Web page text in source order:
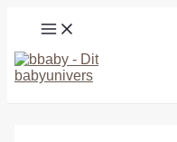
MAIN
MENU